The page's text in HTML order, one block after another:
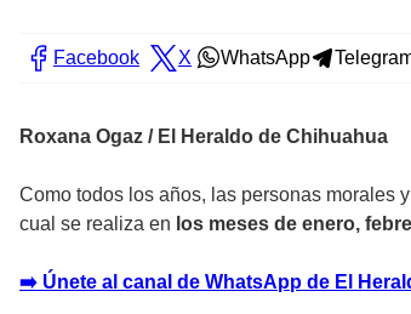
Facebook X WhatsApp
Roxana Ogaz / El Heraldo de Chihuahua
Como todos los años, las personas morales
cual se realiza en los meses de enero,
➡️ Únete al canal de WhatsApp de El